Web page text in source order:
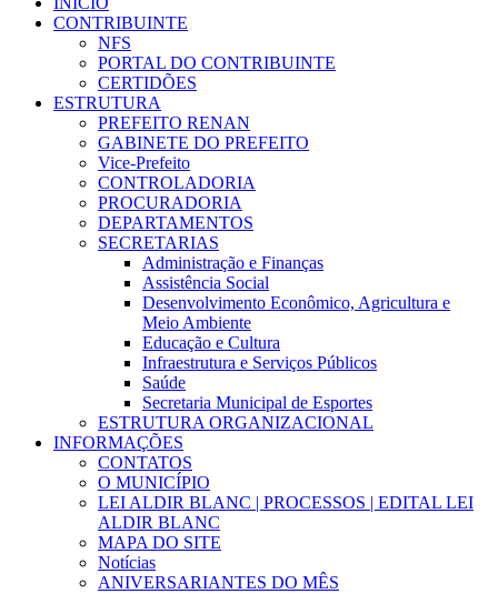
CONTRIBUINTE
NFS
PORTAL DO CONTRIBUINTE
CERTIDÕES
ESTRUTURA
PREFEITO RENAN
GABINETE DO PREFEITO
Vice-Prefeito
CONTROLADORIA
PROCURADORIA
DEPARTAMENTOS
SECRETARIAS
Administração e Finanças
Assistência Social
Desenvolvimento Econômico, Agricultura e
Meio Ambiente
Educação e Cultura
Infraestrutura e Serviços Públicos
Saúde
Secretaria Municipal de Esportes
ESTRUTURA ORGANIZACIONAL
INFORMAÇÕES
CONTATOS
O MUNICÍPIO
LEI ALDIR BLANC | PROCESSOS | EDITAL LEI
ALDIR BLANC
MAPA DO SITE
Notícias
ANIVERSARIANTES DO MÊS